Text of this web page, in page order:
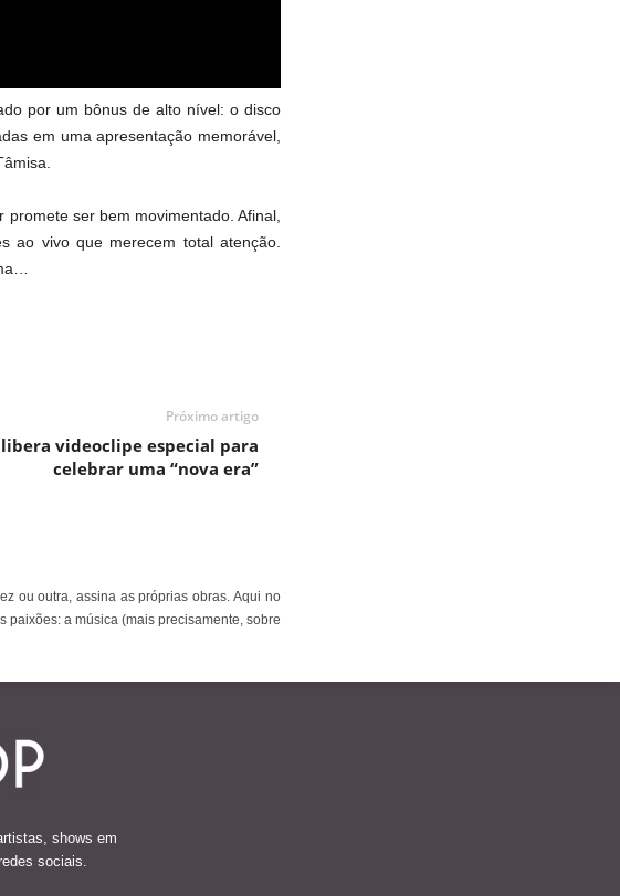
por um bônus de alto nível: o disco
em uma apresentação memorável,
ser bem movimentado. Afinal,
ao vivo que merecem total atenção.
Próximo artigo
libera videoclipe especial para
celebrar uma “nova era”
ou outra, assina as próprias obras. Aqui no
paixões: a música (mais precisamente, sobre
shows em
sociais.